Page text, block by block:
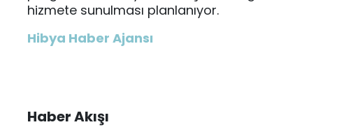
hizmete sunulması planlanıyor.
Hibya Haber Ajansı
Haber Akışı